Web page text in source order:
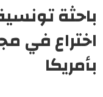
باحثة
اختراع في
بأمريكا